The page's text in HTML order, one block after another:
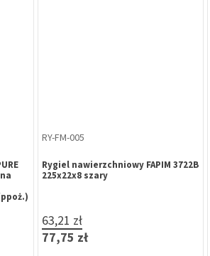
ZA-ME-012
Zatrzask balkonowy z rolką, profil
okienny Brugmann / Veka
Klej